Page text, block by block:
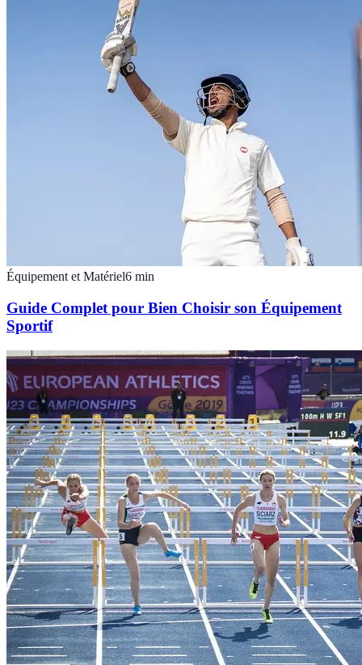
Équipement et Matériel6 min
Guide Complet pour Bien Choisir son Équipement
Sportif